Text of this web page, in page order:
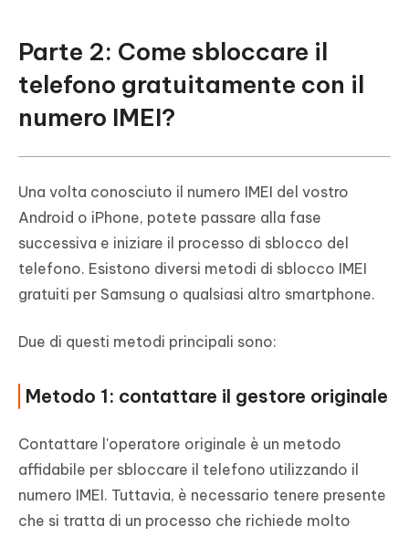
Parte 2: Come sbloccare il
telefono gratuitamente con il
numero IMEI?
Una volta conosciuto il numero IMEI del vostro
Android o iPhone, potete passare alla fase
successiva e iniziare il processo di sblocco del
telefono. Esistono diversi metodi di sblocco IMEI
gratuiti per Samsung o qualsiasi altro smartphone.
Due di questi metodi principali sono:
Metodo 1: contattare il gestore originale
Contattare l'operatore originale è un metodo
affidabile per sbloccare il telefono utilizzando il
numero IMEI. Tuttavia, è necessario tenere presente
che si tratta di un processo che richiede molto